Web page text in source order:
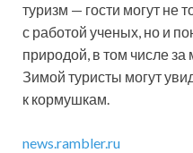
туризм — гости могут не
с работой ученых, но и
природой, в том числе
Зимой туристы могут
к кормушкам.
news.rambler.ru